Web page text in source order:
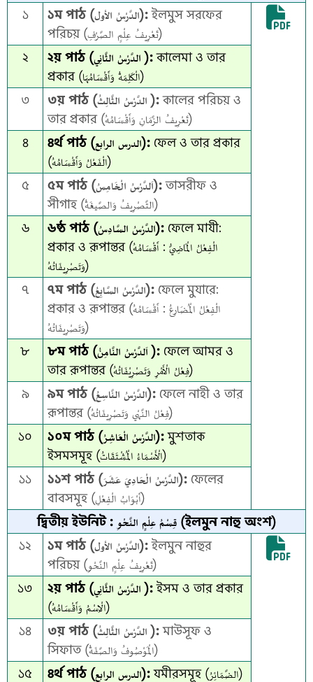
১
১ম পাঠ (الدَّرْسُ الأول):ইলমুস সরফের
পরিচয় (تَعْرِيفُ عِلْمٍ الصَّرْفِ)
২
২য় পাঠ (الدَّرْسُ الثَّانِي ):কালেমা ও তার
প্রকার (الْكَلِمَةُ وَأَقْسَامُهَا)
৩
৩য় পাঠ (الدَّرْسُ الثَّالِثُ ):কালের পরিচয় ও
তার প্রকার (تَعْرِيفُ الزَّمَانِ وَأَقْسَامُهُ)
৪
৪র্থ পাঠ (الدرس الرابع): ফেল ও তার প্রকার
(الْفَعْلُ وَأَقْسَامُهُ)
৫
৫ম পাঠ (اَلدَّرْسُ الْخَامِسُ):তাসরীফ ও
সীগাহ (التَّصْرِيفُ وَالصَّيغَةُ)
৬
৬ষ্ঠ পাঠ (الدَّرْسُ السَّادِسُ): ফেলে মাযী:
প্রকার ও রূপান্তর (الْفِعْلُ الْمَاضِيُّ : أَقْسَامُهُ
وَتَصْرِيفَاتُهُ)
৭
৭ম পাঠ (الدَّرْسُ السَّابِعُ): ফেলে মুযারে:
প্রকার ও রূপান্তর (الْفِعْلُ الْمُضَارِعُ : أَقْسَامُهُ
وَتَصْرِيفَاتُهُ)
৮
৮ম পাঠ (اَلدَّرْسُ النَّامِنُ ): ফেলে আমর ও
তার রূপান্তর (فِعْلُ الْأَمْرِ وَتَصْرِيْفَاتُهُ)
৯
৯ম পাঠ (الدَّرْسُ النَّاسِعُ): ফেলে নাহী ও তার
রূপান্তর (فِعْلُ النَّهْي وَتَصْرِيفَاتُهُ)
১০
১০ম পাঠ (الدَّرْسُ الْعَاشِرُ):মুশতাক
ইসমসমূহ (الْأَسْمَاءُ الْمُشْتَقَاتُ)
১১
১১শ পাঠ (الدَّرْسُ الْحَادِيَ عَشَرَ): ফেলের
বাবসমূহ (أَبْوَابُ الْفِعْلِ)
দ্বিতীয় ইউনিট : قِسْمُ عِلْمٍ النَّحْوِ (ইলমুন নাহু অংশ)
১২
১ম পাঠ (الدَّرْسُ الأول):ইলমুন নাহুর
পরিচয় (تَعْرِيفُ عِلْمٍ النَّحْوِ)
১৩
২য় পাঠ (الدَّرْسُ الثَّانِي ):ইসম ও তার প্রকার
(الْاِسْمُ وَأَقْسَامُهُ)
১৪
৩য় পাঠ (الدَّرْسُ الثَّالِثُ ):মাউসূফ ও
সিফাত (الْمَوْصُوفُ وَالصَّفَةُ)
১৫
৪র্থ পাঠ (الدرس الرابع): যমীরসমূহ (الضَّمَائِرُ)